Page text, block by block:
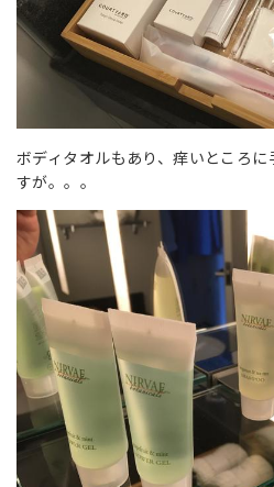
ボディタオルもあり、痒いところ
すが。。。